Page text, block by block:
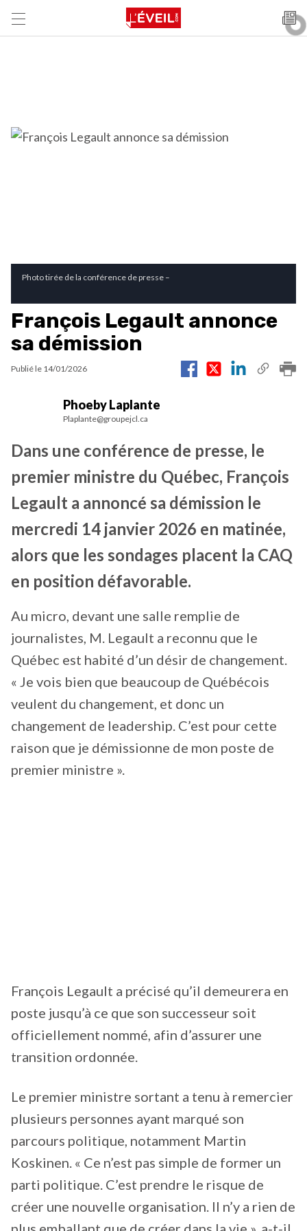
Photo tirée de la conférence de presse –
François Legault annonce
sa démission
Publié le 14/01/2026
Phoeby Laplante
Plaplante@groupejcl.ca
Dans une conférence de presse, le
premier ministre du Québec, François
Legault a annoncé sa démission le
mercredi 14 janvier 2026 en matinée,
alors que les sondages placent la CAQ
en position défavorable.
Au micro, devant une salle remplie de
journalistes, M. Legault a reconnu que le
Québec est habité d’un désir de changement.
« Je vois bien que beaucoup de Québécois
veulent du changement, et donc un
changement de leadership. C’est pour cette
raison que je démissionne de mon poste de
premier ministre ».
François Legault a précisé qu’il demeurera en
poste jusqu’à ce que son successeur soit
officiellement nommé, afin d’assurer une
transition ordonnée.
Le premier ministre sortant a tenu à remercier
plusieurs personnes ayant marqué son
parcours politique, notamment Martin
Koskinen. « Ce n’est pas simple de former un
parti politique. C’est prendre le risque de
créer une nouvelle organisation. Il n’y a rien de